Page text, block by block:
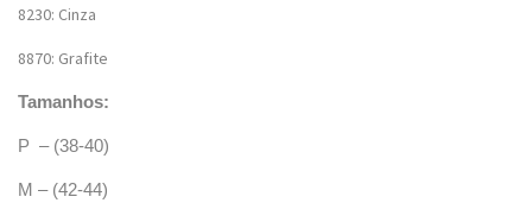
8230: Cinza
8870: Grafite
Tamanhos:
P – (38-40)
M – (42-44)